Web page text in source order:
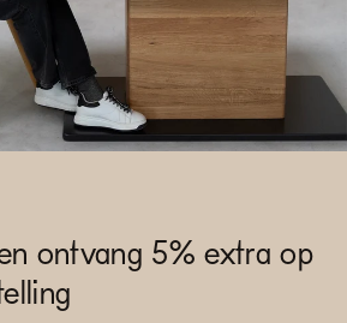
ontvang 5% extra op